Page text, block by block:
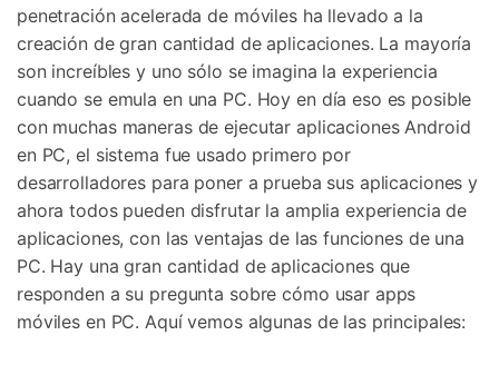
Protección del Móvil
Encuentra Más Soluciones
penetración acelerada de móviles ha llevado a la
creación de gran cantidad de aplicaciones. La mayoría
son increíbles y uno sólo se imagina la experiencia
cuando se emula en una PC. Hoy en día eso es posible
con muchas maneras de ejecutar aplicaciones Android
en PC, el sistema fue usado primero por
desarrolladores para poner a prueba sus aplicaciones y
ahora todos pueden disfrutar la amplia experiencia de
aplicaciones, con las ventajas de las funciones de una
PC. Hay una gran cantidad de aplicaciones que
responden a su pregunta sobre cómo usar apps
móviles en PC. Aquí vemos algunas de las principales: